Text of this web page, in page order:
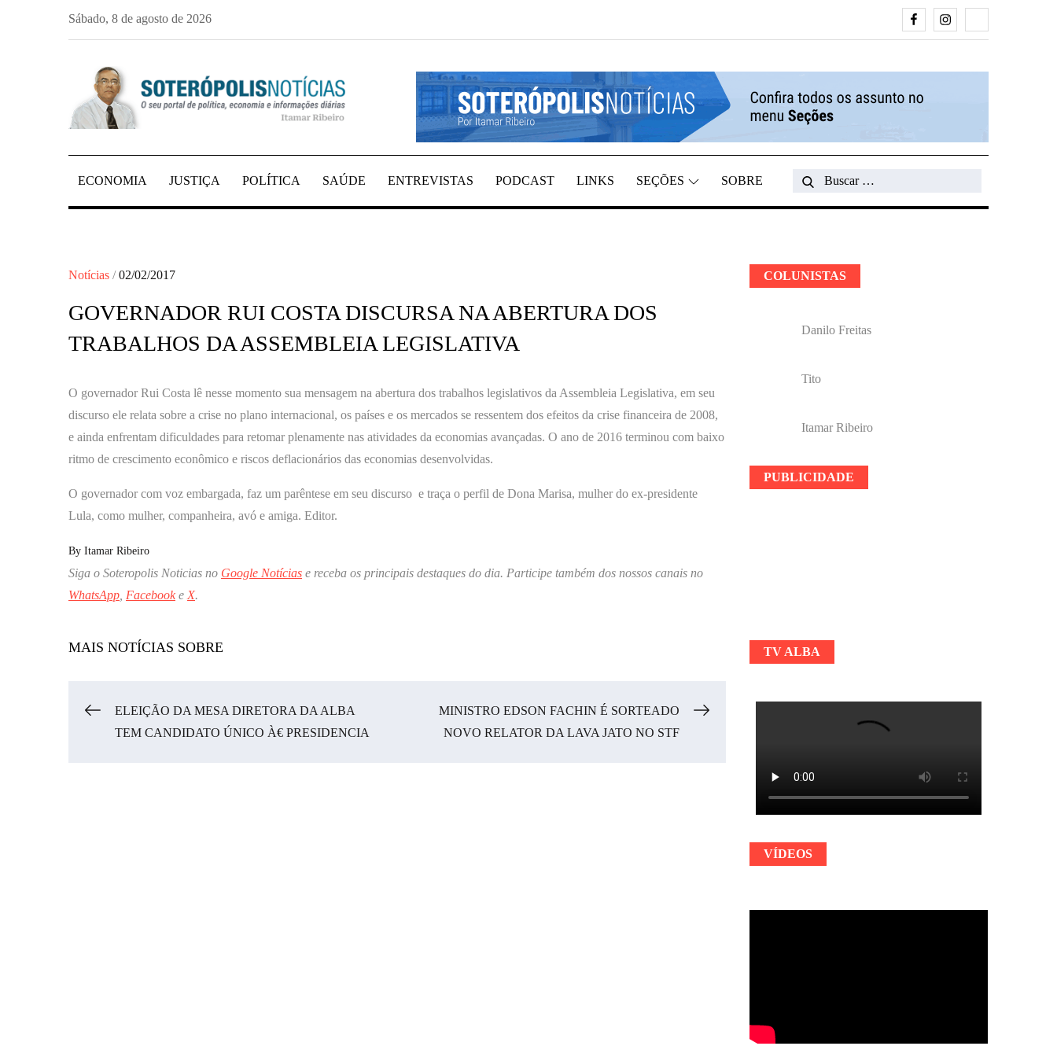
Sábado, 8 de agosto de 2026 FacebookInstagram
SOTERÓPOLIS NOTÍCIAS
PORTAL DE NOTÍCIAS DE SALVADOR E REGIÃO, POR ITAMAR RIBEIRO
ECONOMIA JUSTIÇA POLÍTICA SAÚDE ENTREVISTAS PODCAST LINKS SEÇÕES SOBRE
Search
Search
Notícias Posted
02/02/2017
GOVERNADOR RUI COSTA DISCURSA NA ABERTURA DOS
TRABALHOS DA ASSEMBLEIA LEGISLATIVA
O governador Rui Costa lê nesse momento sua mensagem na abertura dos trabalhos legislativos da Assembleia Legislativa, em seu
discurso ele relata sobre a crise no plano internacional, os países e os mercados se ressentem dos efeitos da crise financeira de 2008,
e ainda enfrentam dificuldades para retomar plenamente nas atividades da economias avançadas. O ano de 2016 terminou com baixo
ritmo de crescimento econômico e riscos deflacionários das economias desenvolvidas.
O governador com voz embargada, faz um parêntese em seu discurso e traça o perfil de Dona Marisa, mulher do ex-presidente
Lula, como mulher, companheira, avó e amiga. Editor.
By Itamar Ribeiro
Siga o Soteropolis Noticias no Google Notícias e receba os principais destaques do dia. Participe também dos nossos canais no
WhatsApp Facebook e X.
MAIS NOTÍCIAS SOBRE
Navegação
ELEIÇÃO DA MESA DIRETORA DA ALBA
TEM CANDIDATO ÚNICO À€ PRESIDENCIA
MINISTRO EDSON FACHIN É SORTEADO
NOVO RELATOR DA LAVA JATO NO STF
COLUNISTAS
Danilo Freitas
Tito
Itamar Ribeiro
PUBLICIDADE
TV ALBA
VÍDEOS